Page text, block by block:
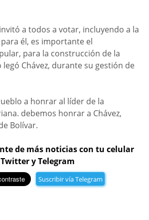
a todos a votar, incluyendo a la
él, es importante el
para la construcción de la
Chávez, durante su gestión de
a honrar al líder de la
debemos honrar a Chávez,
Bolívar.
de más noticias con tu celular
y Telegram
Suscribir vía Telegram